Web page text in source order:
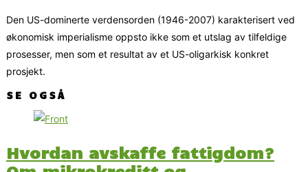
Den US-dominerte verdensorden (1946-2007) karakterisert ved
økonomisk imperialisme oppsto ikke som et utslag av tilfeldige
prosesser, men som et resultat av et US-oligarkisk konkret
prosjekt.
SE OGSÅ
Hvordan avskaffe fattigdom?